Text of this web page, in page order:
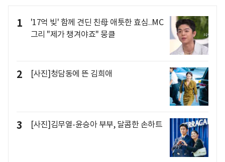
1
'17억 빚' 함께 견딘 친母 애틋한 효심..MC
그리 "제가 챙겨야죠" 뭉클
2 [사진]청담동에 뜬 김희애
3 [사진]김무열-윤승아 부부, 달콤한 손하트